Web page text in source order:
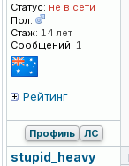
Статус: не в сети
Пол:
Стаж: 14 лет
Сообщений: 1
Рейтинг
Профиль ЛС
stupid_heavy